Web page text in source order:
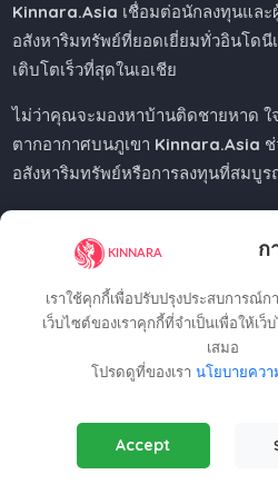
ก
เราใช้คุกกี้เพื่อปรับปรุงประสบการณ์
เว็บไซต์ของเราคุกกี้ที่จำเป็นเพื่อให้เว็
เสมอ
โปรดดูที่ของเรา นโยบายควา
Essential Cookies(Always
Required for the website to
Accept
Kinnara.Asia เชื่อมต่อนักลงทุนแล
อสังหาริมทรัพย์ที่ยอดเยี่ยมทั่วอินโดนี
เติบโตเร็วที่สุดในเอเชีย
ไม่ว่าคุณจะมองหาบ้านติดชายหาด ใ
ตากอากาศบนภูเขา Kinnara.Asia
อสังหาริมทรัพย์หรือการลงทุนที่สมบู
Regional
Kinnara Limited - Thailand
58, 9 Lagoon Rd, Choeng Thale
+66809201023
thailand@kinnara.asia